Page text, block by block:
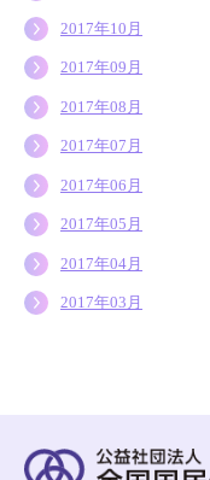
2017年10月
2017年09月
2017年08月
2017年07月
2017年06月
2017年05月
2017年04月
2017年03月